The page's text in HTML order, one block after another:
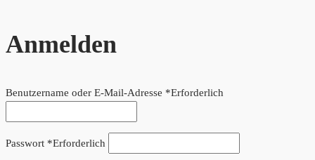
Suche nach:>
Anmelden